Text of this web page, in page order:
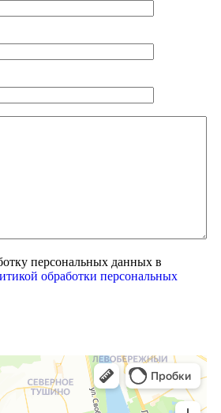
персональных данных в
обработки персональных
поиск мест